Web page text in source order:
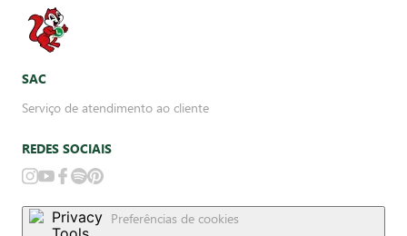
SAC
Serviço de atendimento ao cliente
REDES SOCIAIS
Preferências de cookies